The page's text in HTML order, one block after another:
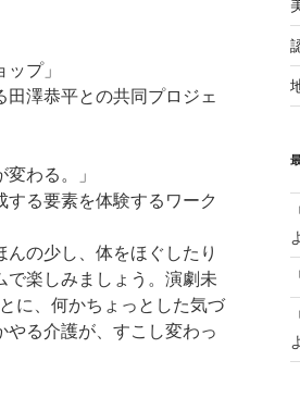
プ」
澤恭平との共同プロジェ
わる。」​
る要素を体験するワーク
の少し、体をほぐしたり
で楽しみましょう。演劇未
に、何かちょっとした気づ
やる介護が、すこし変わっ